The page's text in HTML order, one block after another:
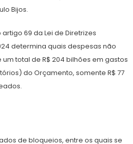
Bijos.
69 da Lei de Diretrizes
determina quais despesas não
total de R$ 204 bilhões em gastos
do Orçamento, somente R$ 77
de bloqueios, entre os quais se